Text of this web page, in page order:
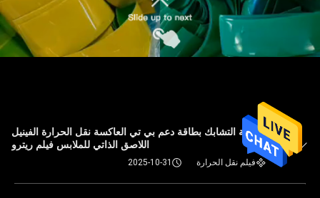
ضوء عالية التشابك بطاقة دعم بي تي العاكسة نقل الحرارة الفينيل
اللاصق الذاتي للملابس فيلم ريترو
فيلم نقل الحرارة 2025-10-31